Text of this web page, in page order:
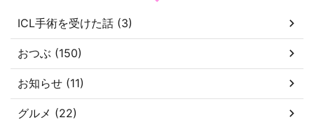
ICL手術を受けた話 (3)
おつぶ (150)
お知らせ (11)
グルメ (22)